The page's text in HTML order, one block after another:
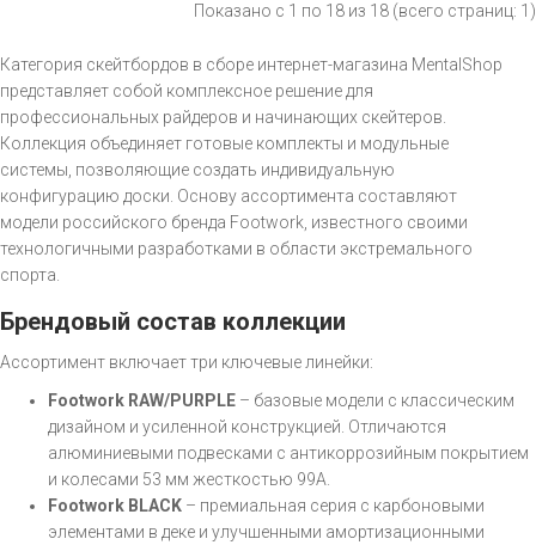
Показано с 1 по 18 из 18 (всего страниц: 1)
Категория скейтбордов в сборе интернет-магазина MentalShop
представляет собой комплексное решение для
профессиональных райдеров и начинающих скейтеров.
Коллекция объединяет готовые комплекты и модульные
системы, позволяющие создать индивидуальную
конфигурацию доски. Основу ассортимента составляют
модели российского бренда Footwork, известного своими
технологичными разработками в области экстремального
спорта.
Брендовый состав коллекции
Ассортимент включает три ключевые линейки:
Footwork RAW/PURPLE – базовые модели с классическим
дизайном и усиленной конструкцией. Отличаются
алюминиевыми подвесками с антикоррозийным покрытием
и колесами 53 мм жесткостью 99A.
Footwork BLACK – премиальная серия с карбоновыми
элементами в деке и улучшенными амортизационными